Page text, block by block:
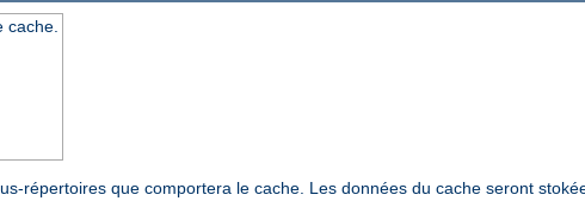
cache.
répertoires que comportera le cache. Les données du cache seront